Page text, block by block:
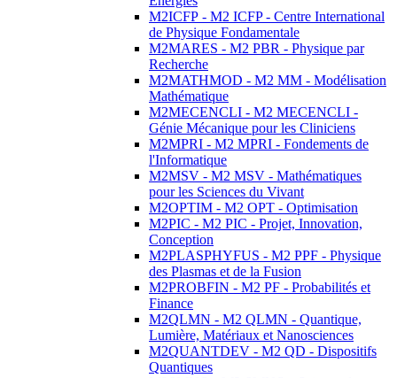
M2ICFP - M2 ICFP - Centre International
de Physique Fondamentale
M2MARES - M2 PBR - Physique par
Recherche
M2MATHMOD - M2 MM - Modélisation
Mathématique
M2MECENCLI - M2 MECENCLI -
Génie Mécanique pour les Cliniciens
M2MPRI - M2 MPRI - Fondements de
l'Informatique
M2MSV - M2 MSV - Mathématiques
pour les Sciences du Vivant
M2OPTIM - M2 OPT - Optimisation
M2PIC - M2 PIC - Projet, Innovation,
Conception
M2PLASPHYFUS - M2 PPF - Physique
des Plasmas et de la Fusion
M2PROBFIN - M2 PF - Probabilités et
Finance
M2QLMN - M2 QLMN - Quantique,
Lumière, Matériaux et Nanosciences
M2QUANTDEV - M2 QD - Dispositifs
Quantiques